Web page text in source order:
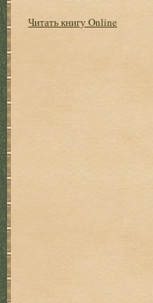
Читать книгу Online